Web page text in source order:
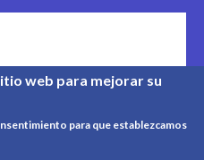
web para mejorar su
para que establezcamos